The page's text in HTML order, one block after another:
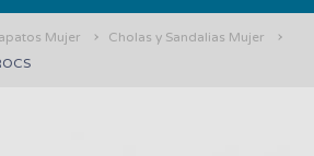
Mujer
Cholas y Sandalias Mujer